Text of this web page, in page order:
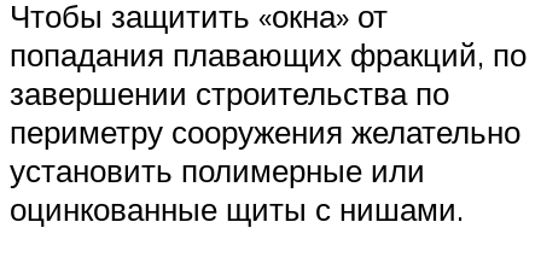
Чтобы защитить «окна» от
попадания плавающих фракций, по
завершении строительства по
периметру сооружения желательно
установить полимерные или
оцинкованные щиты с нишами.